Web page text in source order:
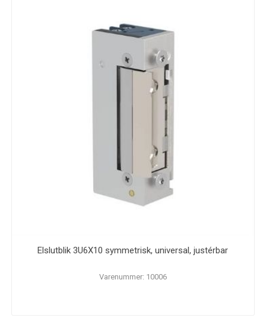
Elslutblik 3U6X10 symmetrisk, universal, justérbar
Varenummer: 10006